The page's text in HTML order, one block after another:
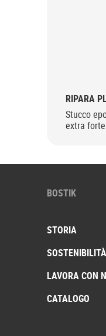
RIPARA
Stucco
extra
BOSTIK
STORIA
SOSTENIBILITÀ
LAVORA CON
CATALOGO